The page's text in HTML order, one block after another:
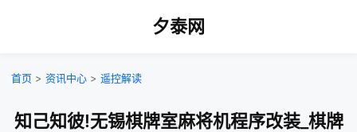
夕泰网
首页 > 资讯中心 > 遥控解读
知己知彼!无锡棋牌室麻将机程序改装_棋牌